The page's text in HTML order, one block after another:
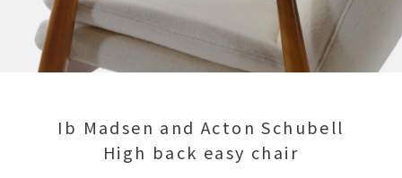
Ib Madsen and Acton Schubell
High back easy chair